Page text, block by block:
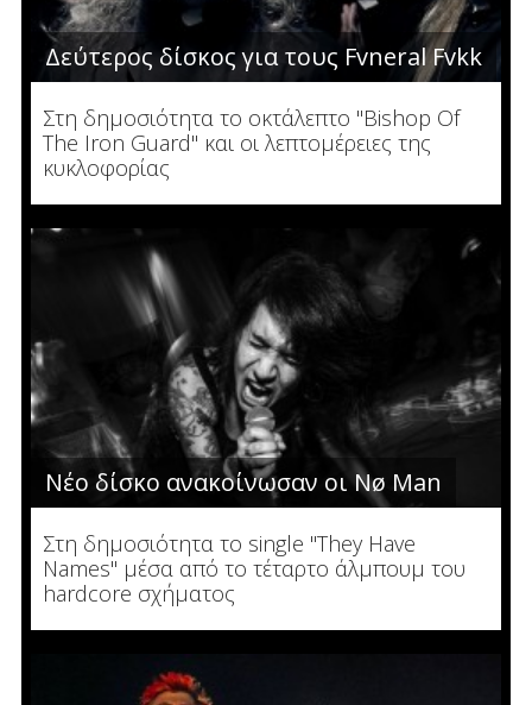
Δεύτερος δίσκος για τους Fvneral Fvkk
Στη δημοσιότητα το οκτάλεπτο "Bishop Of
The Iron Guard" και οι λεπτομέρειες της
κυκλοφορίας
Νέο δίσκο ανακοίνωσαν οι Nø Man
Στη δημοσιότητα το single "They Have
Names" μέσα από το τέταρτο άλμπουμ του
hardcore σχήματος